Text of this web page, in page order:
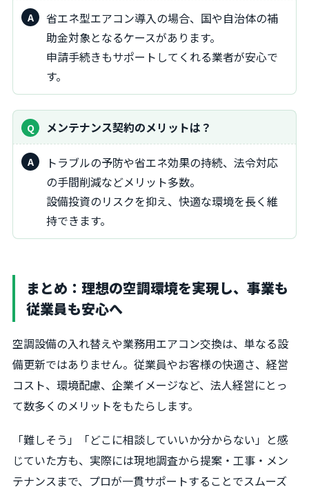
省エネ型エアコン導入の場合、国や自治体の補
助金対象となるケースがあります。
申請手続きもサポートしてくれる業者が安心で
す。
メンテナンス契約のメリットは？
トラブルの予防や省エネ効果の持続、法令対応
の手間削減などメリット多数。
設備投資のリスクを抑え、快適な環境を長く維
持できます。
まとめ：理想の空調環境を実現し、事業も
従業員も安心へ
空調設備の入れ替えや業務用エアコン交換は、単なる設
備更新ではありません。従業員やお客様の快適さ、経営
コスト、環境配慮、企業イメージなど、法人経営にとっ
て数多くのメリットをもたらします。
「難しそう」「どこに相談していいか分からない」と感
じていた方も、実際には現地調査から提案・工事・メン
テナンスまで、プロが一貫サポートすることでスムーズ